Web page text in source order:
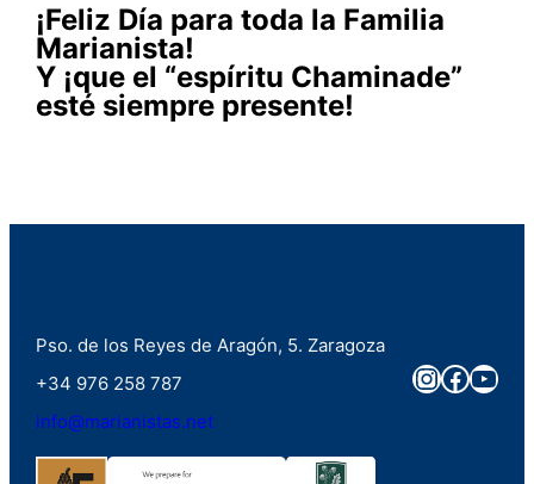
¡Feliz Día para toda la Familia
Marianista!
Y ¡que el “espíritu Chaminade”
esté siempre presente!
Pso. de los Reyes de Aragón, 5. Zaragoza
+34 976 258 787
info@marianistas.net